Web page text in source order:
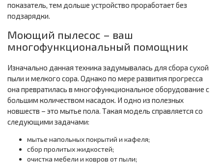
показатель, тем дольше устройство проработает без
подзарядки.
Моющий пылесос – ваш
многофункциональный помощник
Изначально данная техника задумывалась для сбора сухой
пыли и мелкого сора. Однако по мере развития прогресса
она превратилась в многофункциональное оборудование с
большим количеством насадок. И одно из полезных
новшеств – это мытье пола. Такая модель справляется со
следующими задачами:
мытье напольных покрытий и кафеля;
сбор пролитых жидкостей;
очистка мебели и ковров от пыли;